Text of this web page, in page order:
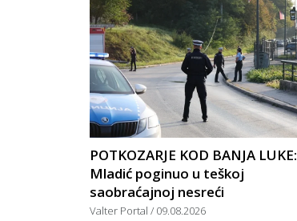
POTKOZARJE KOD BANJA LUKE:
Mladić poginuo u teškoj
saobraćajnoj nesreći
Valter Portal 09.08.2026